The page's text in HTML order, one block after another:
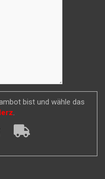
bist und wähle das
.